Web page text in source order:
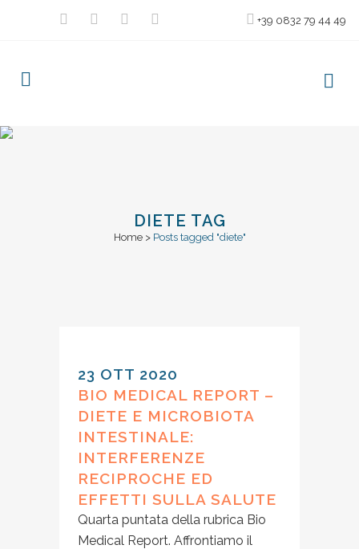
+39 0832 79 44 49
DIETE TAG
Home> Posts tagged "diete"
23 OTT 2020
BIO MEDICAL REPORT –
DIETE E MICROBIOTA
INTESTINALE:
INTERFERENZE
RECIPROCHE ED
EFFETTI SULLA SALUTE
Quarta puntata della rubrica Bio
Medical Report. Affrontiamo il